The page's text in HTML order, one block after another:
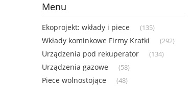
Menu
Ekoprojekt: wkłady i piece (135)
Wkłady kominkowe Firmy Kratki (292)
Urządzenia pod rekuperator (134)
Urządzenia gazowe (58)
Piece wolnostojące (48)